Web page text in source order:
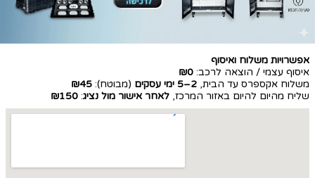
אפשרויות משלוח ואיסוף
איסוף עצמי / הוצאה לרכב: ₪0
משלוח אקספרס עד הבית, 2–5 ימי עסקים (מבוטח): ₪45
שליח מהיום להיום באזור המרכז, לאחר אישור מול נציג:
₪150